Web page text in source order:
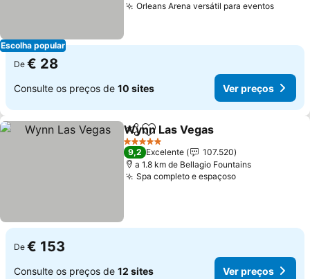
Escolha popular
Orleans Arena versátil para eventosVer
De € 28
Consulte os preços de 10 sites Ver preços
PartilharAdicionar aos favoritos
Wynn Las Vegas
5 Estrelas
9,2 Excelente
107.520
a 1.8 km de Bellagio Fountains
Spa completo e espaçosoVer preços
De € 153
Consulte os preços de 12 sites Ver preços